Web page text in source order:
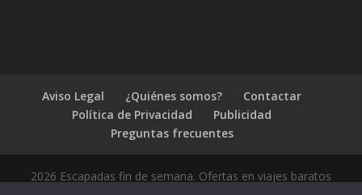
Aviso Legal ¿Quiénes somos?
Contactar
Política de Privacidad
Publicidad
Preguntas frecuentes
2026 Escapadas fin de semana. Ofertas en viajes baratos